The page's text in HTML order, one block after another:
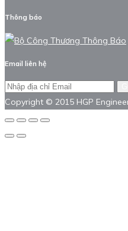
Thông báo
Email liên hệ
Copyright © 2015 HGP